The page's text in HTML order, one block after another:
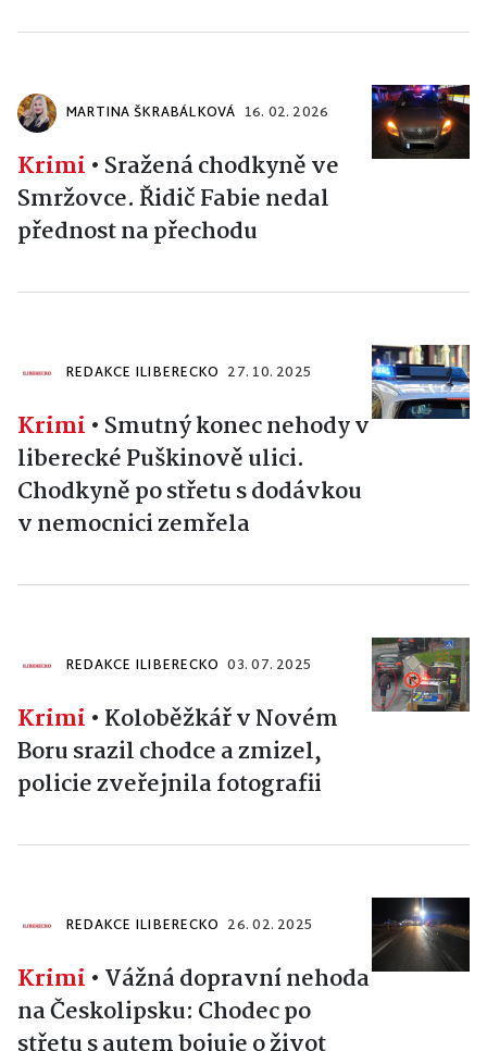
MARTINA ŠKRABÁLKOVÁ 16. 02. 2026
Krimi • Sražená chodkyně ve
Smržovce. Řidič Fabie nedal
přednost na přechodu
REDAKCE ILIBERECKO 27. 10. 2025
Krimi • Smutný konec nehody v
liberecké Puškinově ulici.
Chodkyně po střetu s dodávkou
v nemocnici zemřela
REDAKCE ILIBERECKO 03. 07. 2025
Krimi • Koloběžkář v Novém
Boru srazil chodce a zmizel,
policie zveřejnila fotografii
REDAKCE ILIBERECKO 26. 02. 2025
Krimi • Vážná dopravní nehoda
na Českolipsku: Chodec po